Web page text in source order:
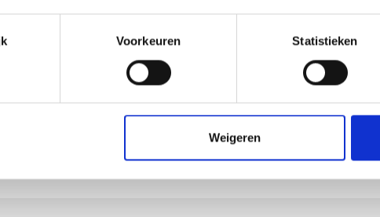
Voorkeuren Statistieken
Weigeren